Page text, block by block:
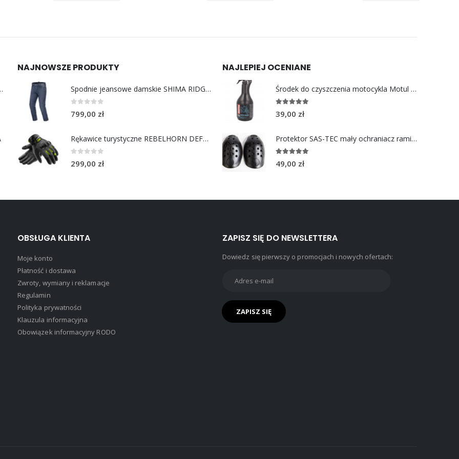
MotoSafe Pro
NAJNOWSZE PRODUKTY
Spodnie jeansowe damskie SHIMA RIDGE LADY blue
out of 5
799,00 zł
Rękawice turystyczne REBELHORN DEFENDER black yellow fluo
out of 5
299,00 zł
NAJLEPIEJ OCENIANE
Środek do czyszczenia motocykla Motul E2 MOTO WASH 1L
out of 5
39,00 zł
Protektor SAS-TEC mały ochraniacz ramion 2 szt.
out of 5
49,00 zł
OBSŁUGA KLIENTA
Moje konto
Płatność i dostawa
Zwroty, wymiany i reklamacje
Regulamin
Polityka prywatności
Klauzula informacyjna
Obowiązek informacyjny RODO
ZAPISZ SIĘ DO NEWSLETTERA
Dowiedz się pierwszy o promocjach i nowych ofertach: